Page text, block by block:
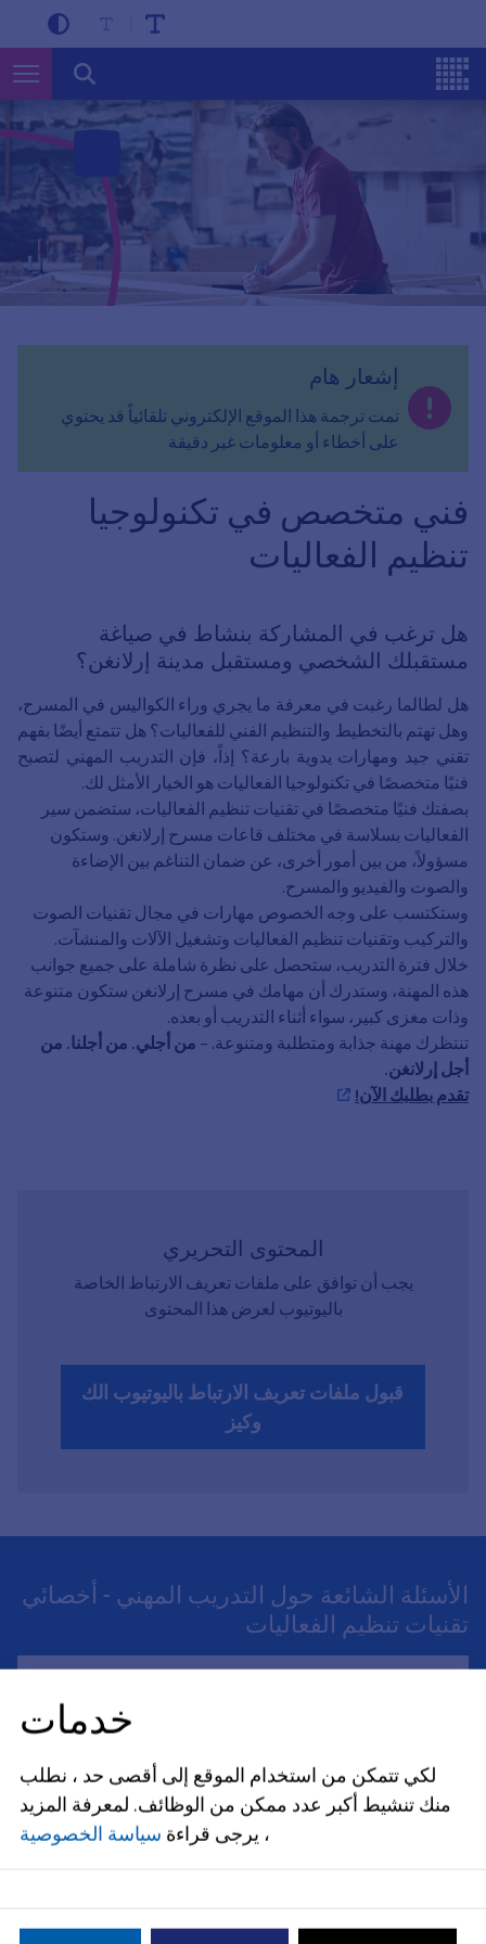
إشعار هام
تمت ترجمة هذا الموقع الإلكتروني تلقائياً قد يحتوي
على أخطاء أو معلومات غير دقيقة
فني متخصص في تكنولوجيا
تنظيم الفعاليات
هل ترغب في المشاركة بنشاط في صياغة
مستقبلك الشخصي ومستقبل مدينة إرلانغن؟
هل لطالما رغبت في معرفة ما يجري وراء الكواليس في المسرح،
وهل تهتم بالتخطيط والتنظيم الفني للفعاليات؟ هل تتمتع أيضًا بفهم
تقني جيد ومهارات يدوية بارعة؟ إذاً، فإن التدريب المهني لتصبح
فنيًا متخصصًا في تكنولوجيا الفعاليات هو الخيار الأمثل لك.
بصفتك فنيًا متخصصًا في تقنيات تنظيم الفعاليات، ستضمن سير
الفعاليات بسلاسة في مختلف قاعات مسرح إرلانغن. وستكون
مسؤولاً، من بين أمور أخرى، عن ضمان التناغم بين الإضاءة
والصوت والفيديو والمسرح.
وستكتسب على وجه الخصوص مهارات في مجال تقنيات الصوت
والتركيب وتقنيات تنظيم الفعاليات وتشغيل الآلات والمنشآت.
خلال فترة التدريب، ستحصل على نظرة شاملة على جميع جوانب
هذه المهنة، وستدرك أن مهامك في مسرح إرلانغن ستكون متنوعة
وذات مغزى كبير، سواء أثناء التدريب أو بعده.
تنتظرك مهنة جذابة ومتطلبة ومتنوعة. – من أجلي. من أجلنا. من
أجل إرلانغن.
تقدم بطلبك الآن!
المحتوى التحريري
يجب أن توافق على ملفات تعريف الارتباط الخاصة
باليوتيوب لعرض هذا المحتوى
قبول ملفات تعريف الارتباط باليوتيوب الك
وكيز
الأسئلة الشائعة حول التدريب المهني - أخصائي
تقنيات تنظيم الفعاليات
Wie läuft die Ausbildung ab?
كم سأكسب خلال فترة تدريبي المهني؟
خدمات
لكي تتمكن من استخدام الموقع إلى أقصى حد ، نطلب
منك تنشيط أكبر عدد ممكن من الوظائف. لمعرفة المزيد
، يرجى قراءة سياسة الخصوصية